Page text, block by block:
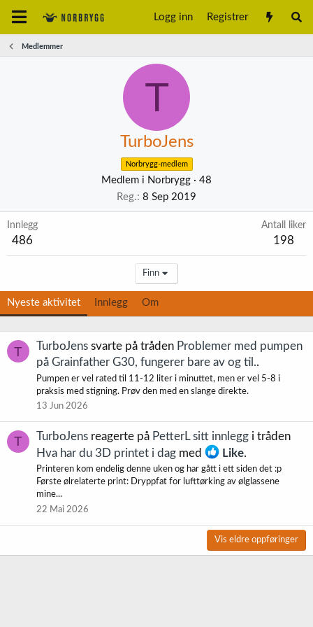
Logg inn Registrer
Medlemmer
T
TurboJens
Norbrygg-medlem
Medlem i Norbrygg · 48
Reg. 8 Sep 2019
Innlegg
486
Antall liker
198
Finn
Nyeste aktivitet Innlegg Om
T TurboJens svarte på tråden Problemer med pumpen
på Grainfather G30, fungerer bare av og til..
Pumpen er vel rated til 11-12 liter i minuttet, men er vel 5-8 i
praksis med stigning. Prøv den med en slange direkte.
13 Jun 2026
T TurboJens reagerte på PetterL sitt innlegg i tråden
Hva har du 3D printet i dag med Like.
Printeren kom endelig denne uken og har gått i ett siden det :p
Første ølrelaterte print: Dryppfat for lufttørking av ølglassene
mine...
22 Mai 2026
Vis eldre oppføringer